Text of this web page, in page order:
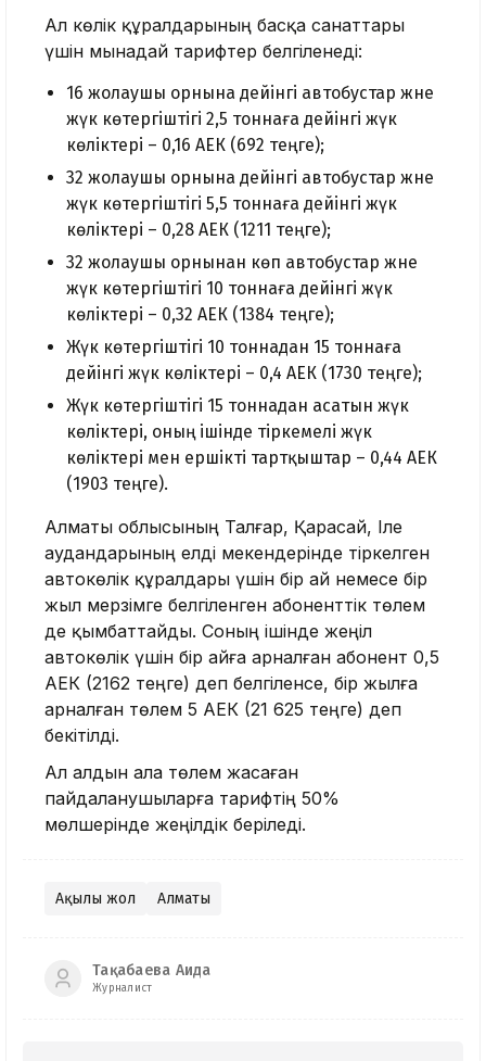
Ал көлік құралдарының басқа санаттары
үшін мынадай тарифтер белгіленеді:
16 жолаушы орнына дейінгі автобустар және
жүк көтергіштігі 2,5 тоннаға дейінгі жүк
көліктері – 0,16 АЕК (692 теңге);
32 жолаушы орнына дейінгі автобустар және
жүк көтергіштігі 5,5 тоннаға дейінгі жүк
көліктері – 0,28 АЕК (1211 теңге);
32 жолаушы орнынан көп автобустар және
жүк көтергіштігі 10 тоннаға дейінгі жүк
көліктері – 0,32 АЕК (1384 теңге);
Жүк көтергіштігі 10 тоннадан 15 тоннаға
дейінгі жүк көліктері – 0,4 АЕК (1730 теңге);
Жүк көтергіштігі 15 тоннадан асатын жүк
көліктері, оның ішінде тіркемелі жүк
көліктері мен ершікті тартқыштар – 0,44 АЕК
(1903 теңге).
Алматы облысының Талғар, Қарасай, Іле
аудандарының елді мекендерінде тіркелген
автокөлік құралдары үшін бір ай немесе бір
жыл мерзімге белгіленген абоненттік төлем
де қымбаттайды. Соның ішінде жеңіл
автокөлік үшін бір айға арналған абонент 0,5
АЕК (2162 теңге) деп белгіленсе, бір жылға
арналған төлем 5 АЕК (21 625 теңге) деп
бекітілді.
Ал алдын ала төлем жасаған
пайдаланушыларға тарифтің 50%
мөлшерінде жеңілдік беріледі.
Ақылы жол Алматы
Тақабаева Аида
Журналист